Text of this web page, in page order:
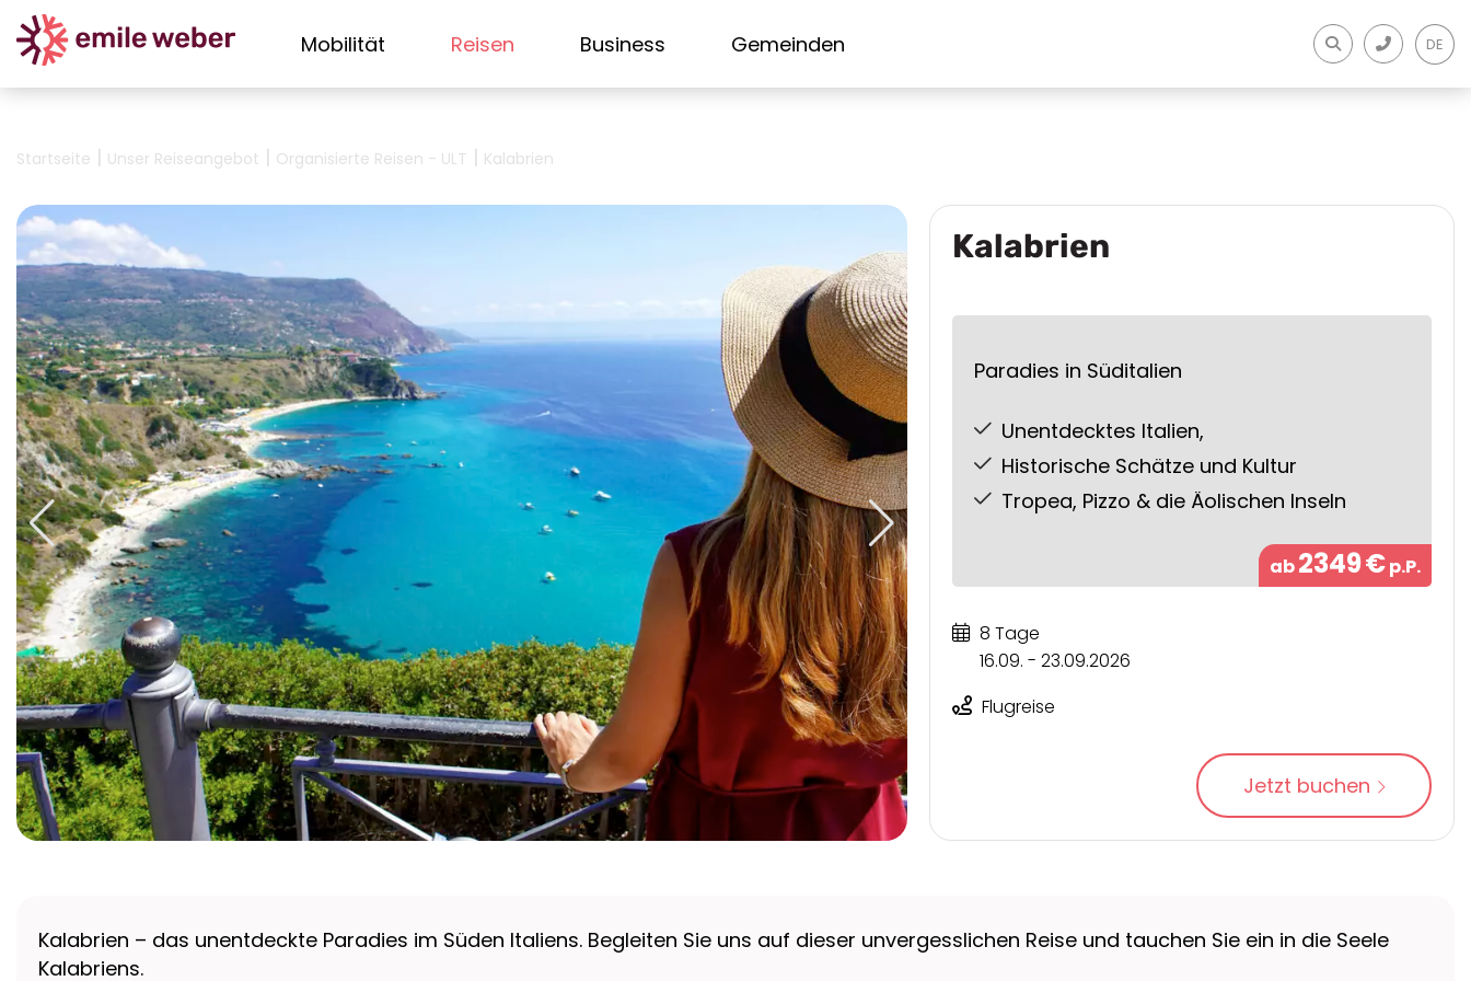
Mobilität Reisen Business Gemeinden DE
Startseite | Unser Reiseangebot | Organisierte Reisen - ULT | Kalabrien
Kalabrien
Paradies in Süditalien
Unentdecktes Italien,
Historische Schätze und Kultur
Tropea, Pizzo & die Äolischen Inseln
ab2349€p.P.
8 Tage
16.09. - 23.09.2026
Flugreise
Jetzt buchen
Kalabrien – das unentdeckte Paradies im Süden Italiens. Begleiten Sie uns auf dieser unvergesslichen Reise und tauchen Sie ein in die Seele
Kalabriens.